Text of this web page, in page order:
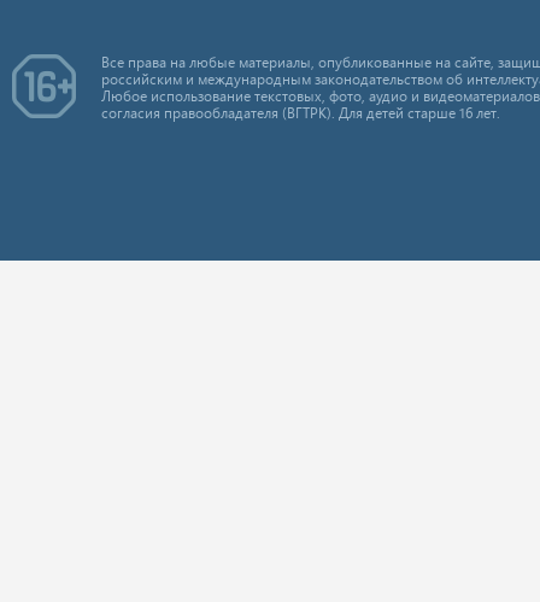
Все права на любые материалы, опубликованные на сайте,
российским и международным законодательством об
Любое использование текстовых, фото, аудио и
согласия правообладателя (ВГТРК). Для детей старше 16 лет.